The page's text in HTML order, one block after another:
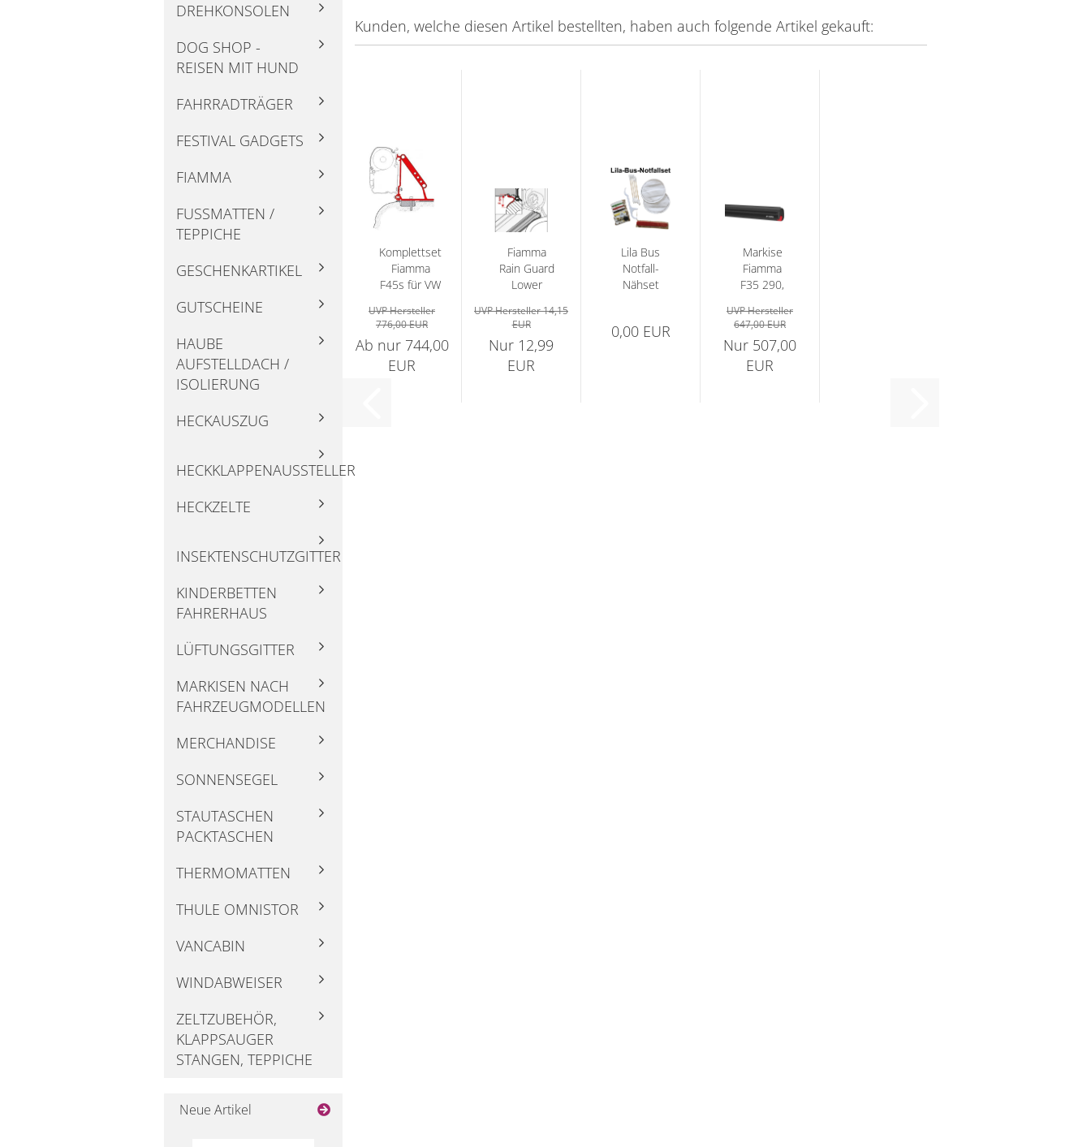
Kunden, welche diesen Artikel bestellten, haben auch folgende Artikel gekauft:
Komplettset
Fiamma
F45s für VW
UVP Hersteller
776,00 EUR
Ab nur 744,00
EUR
Fiamma
Rain Guard
Lower
für F45s...
UVP Hersteller 14,15
EUR
Nur 12,99
EUR
Lila Bus
Notfall-
Nähset
0,00 EUR
Markise
Fiamma
F35 290,
schwarz,...
UVP Hersteller
647,00 EUR
Nur 507,00
EUR
DREHKONSOLEN
DOG SHOP -
REISEN MIT HUND
FAHRRADTRÄGER
FESTIVAL GADGETS
FIAMMA
FUSSMATTEN / T
EPPICHE
GESCHENKARTIKEL
GUTSCHEINE
HAUBE
AUFSTELLDACH /
ISOLIERUNG
HECKAUSZUG
HECKKLAPPENAUSSTELLER
HECKZELTE
INSEKTENSCHUTZGITTER
KINDERBETTEN
FAHRERHAUS
LÜFTUNGSGITTER
MARKISEN NACH
FAHRZEUGMODELLEN
MERCHANDISE
SONNENSEGEL
STAUTASCHEN
PACKTASCHEN
THERMOMATTEN
THULE OMNISTOR
VANCABIN
WINDABWEISER
ZELTZUBEHÖR,
KLAPPSAUGER
STANGEN, TEPPICHE
Neue Artikel